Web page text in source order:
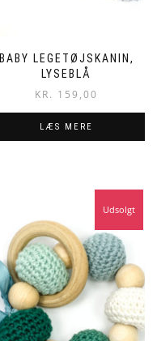
BABY LEGETØJSKANIN,
LYSEBLÅ
KR. 159,00
LÆS MERE
Udsolgt